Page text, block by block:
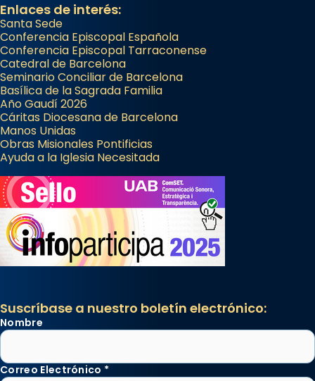
Enlaces de interés:
Santa Sede
Conferencia Episcopal Española
Conferencia Episcopal Tarraconense
Catedral de Barcelona
Seminario Conciliar de Barcelona
Basílica de la Sagrada Familia
Año Gaudí 2026
Cáritas Diocesana de Barcelona
Manos Unidas
Obras Misionales Pontificias
Ayuda a la Iglesia Necesitada
Suscríbase a nuestro boletín electrónico:
Nombre
Correo Electrónico *